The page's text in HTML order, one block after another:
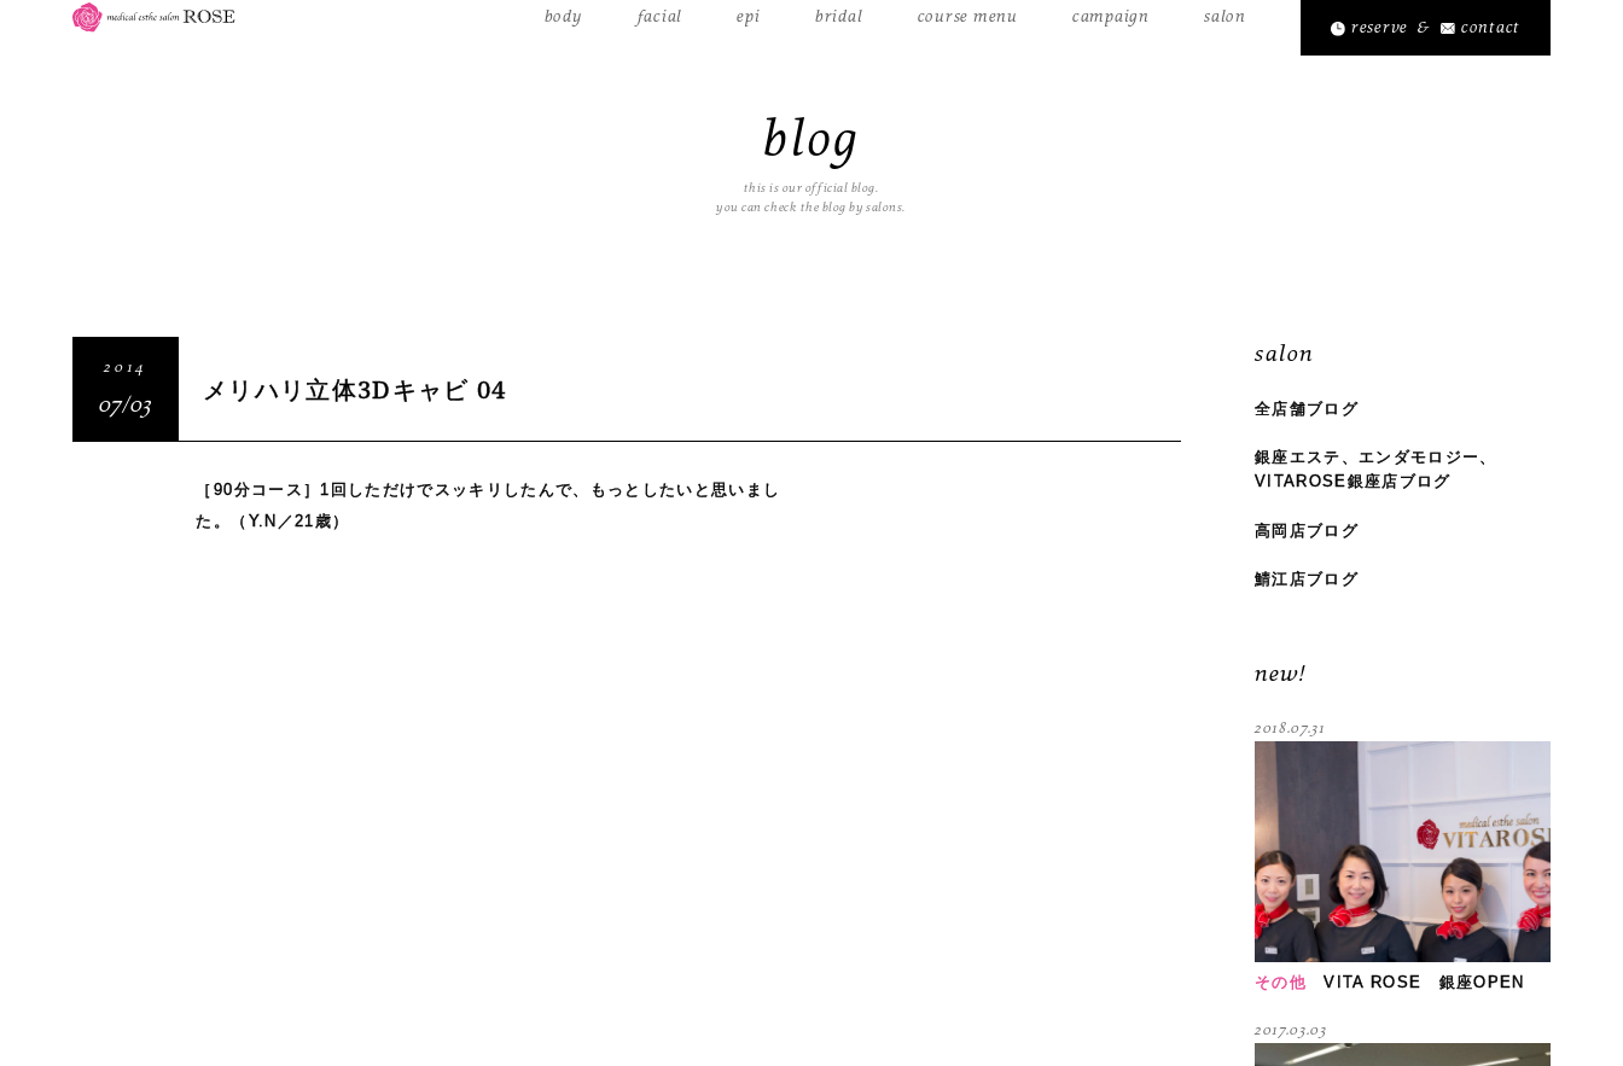
body facial epi bridal course menu campaign salon
reserve & contact
blog
this is our official blog.
you can check the blog by salons.
2014
07/03 メリハリ立体3Dキャビ 04
［90分コース］1回しただけでスッキリしたんで、もっとしたいと思いまし
た。（Y.N／21歳）
salon
全店舗ブログ
銀座エステ、エンダモロジー、
VITAROSE銀座店ブログ
高岡店ブログ
鯖江店ブログ
new!
その他 VITA ROSE 銀座OPEN
2018.07.31
2017.03.03